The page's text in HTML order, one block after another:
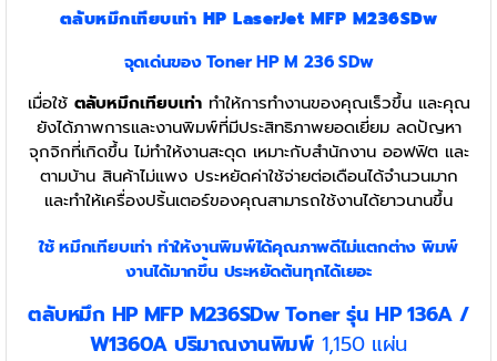
ตลับหมึกเทียบเท่า HP LaserJet MFP M236SDw
จุดเด่นของ TonerHP M 236 SDw
เมื่อใช้ ตลับหมึกเทียบเท่าทำให้การทำงานของคุณเร็วขึ้น และคุณ
ยังได้ภาพการและงานพิมพ์ที่มีประสิทธิภาพยอดเยี่ยม ลดปัญหา
จุกจิกที่เกิดขึ้น ไม่ทำให้งานสะดุด เหมาะกับสำนักงาน ออฟฟิต และ
ตามบ้าน สินค้าไม่แพง ประหยัดค่าใช้จ่ายต่อเดือนได้จำนวนมาก
และทำให้เครื่องปริ้นเตอร์ของคุณสามารถใช้งานได้ยาวนานขึ้น
ใช้ หมึกเทียบเท่า ทำให้งานพิมพ์ได้คุณภาพดีไม่แตกต่าง พิมพ์
งานได้มากขึ้น ประหยัดต้นทุกได้เยอะ
ตลับหมึก HP MFP M236SDw Toner รุ่น HP 136A /
W1360A ปริมาณงานพิมพ์1,150 แผ่น